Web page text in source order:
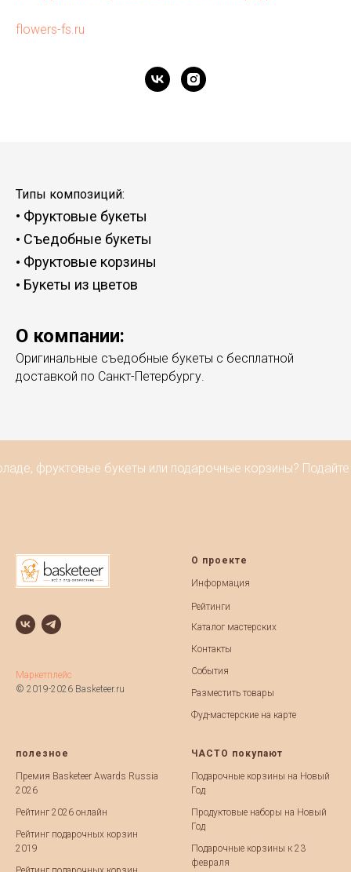
flowers-fs.ru
Типы композиций:
• Фруктовые букеты
• Съедобные букеты
• Фруктовые корзины
• Букеты из цветов
О компании:
Оригинальные съедобные букеты с бесплатной
доставкой по Санкт-Петербургу.
фруктовые букеты или подарочные корзины?
Маркетплейс
© 2019-2026 Basketeer.ru
О проекте
Информация
Рейтинги
Каталог мастерских
Контакты
События
Разместить товары
Фуд-мастерские на карте
полезное
Премия Basketeer Awards Russia
2026
Рейтинг 2026 онлайн
Рейтинг подарочных корзин
2019
ЧАСТО покупают
Подарочные корзины на Новый
Год
Продуктовые наборы на Новый
Год
Подарочные корзины к 23
февраля